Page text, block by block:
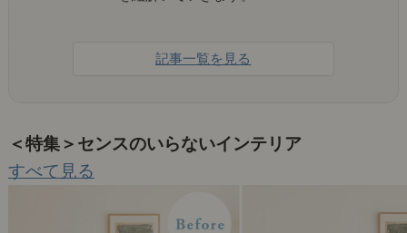
記事一覧を見る
＜特集＞センスのいらないインテリア
すべて見る